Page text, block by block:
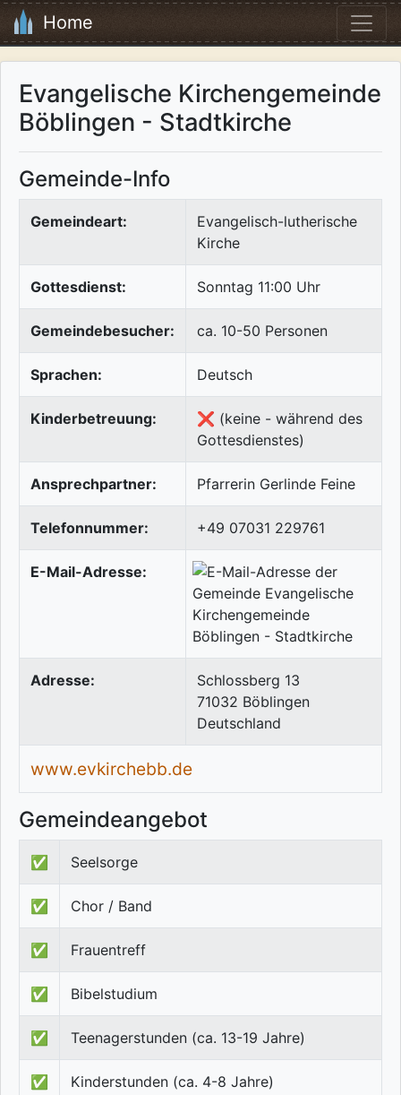
Home
Evangelische Kirchengemeinde
Böblingen - Stadtkirche
Gemeinde-Info
Gemeindeart:
Evangelisch-lutherische
Kirche
Gottesdienst: Sonntag 11:00 Uhr
Gemeindebesucher: ca. 10-50 Personen
Sprachen: Deutsch
Kinderbetreuung:
❌ (keine - während des
Gottesdienstes)
Ansprechpartner: Pfarrerin Gerlinde Feine
Telefonnummer: +49 07031 229761
E-Mail-Adresse:
Adresse:
Schlossberg 13
71032 Böblingen
Deutschland
www.evkirchebb.de
Gemeindeangebot
✅ Seelsorge
✅ Chor / Band
✅ Frauentreff
✅ Bibelstudium
✅ Teenagerstunden (ca. 13-19 Jahre)
✅ Kinderstunden (ca. 4-8 Jahre)